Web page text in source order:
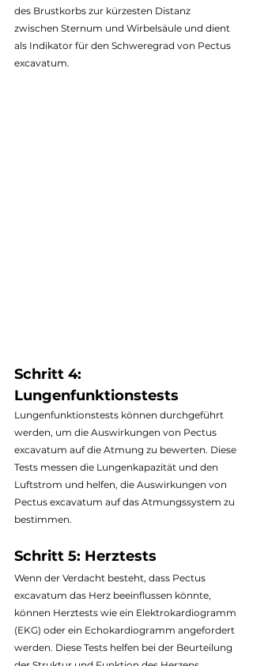
des Brustkorbs zur kürzesten Distanz
zwischen Sternum und Wirbelsäule und dient
als Indikator für den Schweregrad von Pectus
excavatum.
Schritt 4:
Lungenfunktionstests
Lungenfunktionstests können durchgeführt
werden, um die Auswirkungen von Pectus
excavatum auf die Atmung zu bewerten. Diese
Tests messen die Lungenkapazität und den
Luftstrom und helfen, die Auswirkungen von
Pectus excavatum auf das Atmungssystem zu
bestimmen.
Schritt 5: Herztests
Wenn der Verdacht besteht, dass Pectus
excavatum das Herz beeinflussen könnte,
können Herztests wie ein Elektrokardiogramm
(EKG) oder ein Echokardiogramm angefordert
werden. Diese Tests helfen bei der Beurteilung